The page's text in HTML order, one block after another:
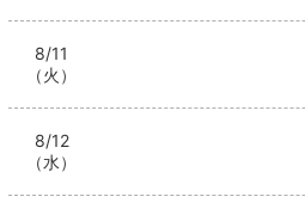
8/11
（火）
8/12
（水）